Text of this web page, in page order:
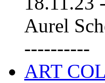
Aurel
----------
ART